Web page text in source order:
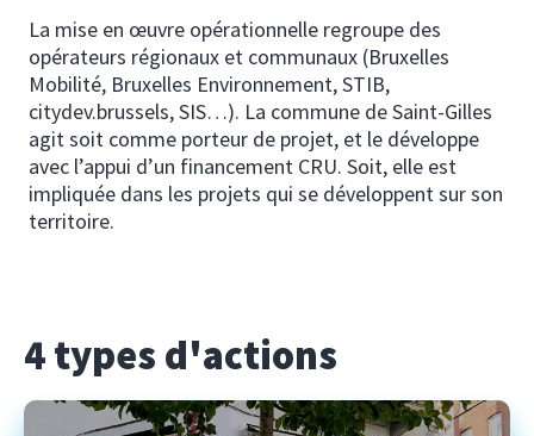
La mise en œuvre opérationnelle regroupe des
opérateurs régionaux et communaux (Bruxelles
Mobilité, Bruxelles Environnement, STIB,
citydev.brussels, SIS…). La commune de Saint-Gilles
agit soit comme porteur de projet, et le développe
avec l’appui d’un financement CRU. Soit, elle est
impliquée dans les projets qui se développent sur son
territoire.
4 types d'actions